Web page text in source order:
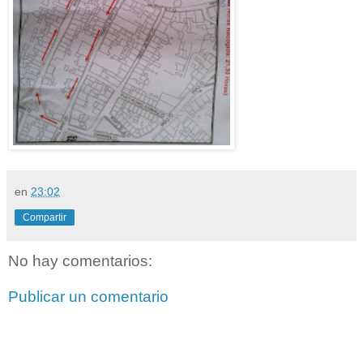
en 23:02
Compartir
No hay comentarios:
Publicar un comentario